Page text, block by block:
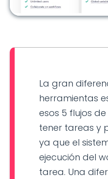
La gran
herramientas
esos 5 flujos
tener tareas y
ya que el
ejecución del
tarea. Una